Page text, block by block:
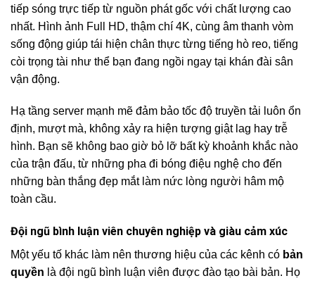
tiếp sóng trực tiếp từ nguồn phát gốc với chất lượng cao
nhất. Hình ảnh Full HD, thậm chí 4K, cùng âm thanh vòm
sống động giúp tái hiện chân thực từng tiếng hò reo, tiếng
còi trọng tài như thể bạn đang ngồi ngay tại khán đài sân
vận động.
Hạ tầng server mạnh mẽ đảm bảo tốc độ truyền tải luôn ổn
định, mượt mà, không xảy ra hiện tượng giật lag hay trễ
hình. Bạn sẽ không bao giờ bỏ lỡ bất kỳ khoảnh khắc nào
của trận đấu, từ những pha đi bóng điệu nghệ cho đến
những bàn thắng đẹp mắt làm nức lòng người hâm mộ
toàn cầu.
Đội ngũ bình luận viên chuyên nghiệp và giàu cảm xúc
Một yếu tố khác làm nên thương hiệu của các kênh có bản
quyền là đội ngũ bình luận viên được đào tạo bài bản. Họ